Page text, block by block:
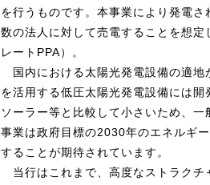
を行うものです。本事業により発電
数の法人に対して売電することを想
レートPPA）。
国内における太陽光発電設備の適地
を活用する低圧太陽光発電設備には
ソーラー等と比較して小さいため、
事業は政府目標の2030年のエネルギ
することが期待されています。
当行はこれまで、高度なストラクチ